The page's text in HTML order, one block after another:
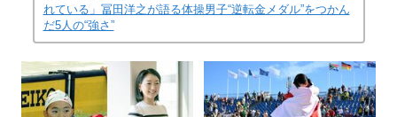
れている」冨田洋之が語る体操男子“逆転金メダル”をつかん
だ5人の“強さ”